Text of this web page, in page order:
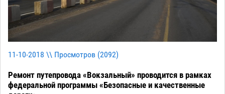
11-10-2018 \\ Просмотров (2092)
Ремонт путепровода «Вокзальный» проводится в рамках
федеральной программы «Безопасные и качественные